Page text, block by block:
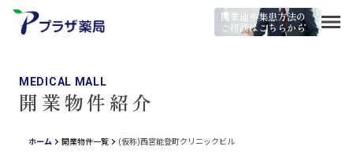
開業地や集患方法の
ご相談はこちらから
MEDICAL MALL
開業物件紹介
ホーム 開業物件一覧 (仮称)西宮能登町クリニックビル